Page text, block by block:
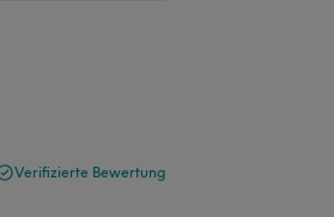
Verifizierte Bewertung